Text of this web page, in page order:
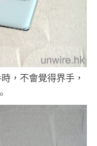
，不會覺得界手，